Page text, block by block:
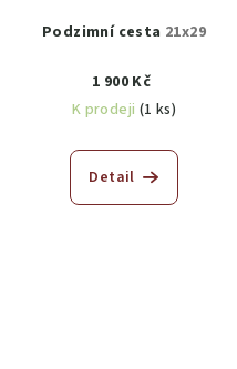
Podzimní cesta 21x29
1 900 Kč
K prodeji (1 ks)
Detail